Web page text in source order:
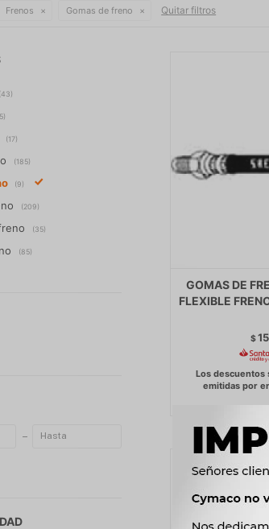
Frenos Gomas de freno Quitar filtros
GOMAS DE
FLEXIBLE
$
(43)
(17)
(185)
(9)
(209)
(35)
(85)